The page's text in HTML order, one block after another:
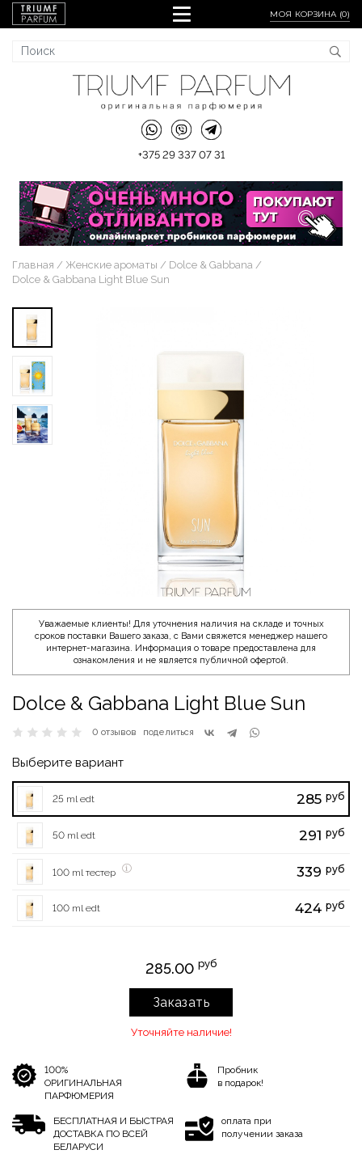
МОЯ КОРЗИНА (0)
+375 29 337 07 31
Главная Женские ароматы
Dolce & Gabbana
Dolce & Gabbana Light Blue Sun
Уважаемые клиенты! Для уточнения наличия на складе и точных
сроков поставки Вашего заказа, с Вами свяжется менеджер нашего
интернет-магазина. Информация о товаре предоставлена для
ознакомления и не является публичной офертой.
Dolce & Gabbana Light Blue Sun
0 отзывов поделиться
Выберите вариант
25 ml edt 285 руб
50 ml edt 291 руб
100 ml тестер 339 руб
100 ml edt 424 руб
285.00 руб
Заказать
Уточняйте наличие!
100%
ОРИГИНАЛЬНАЯ
ПАРФЮМЕРИЯ
Пробник
в подарок!
БЕСПЛАТНАЯ И БЫСТРАЯ
ДОСТАВКА ПО ВСЕЙ
БЕЛАРУСИ
оплата при
получении заказа